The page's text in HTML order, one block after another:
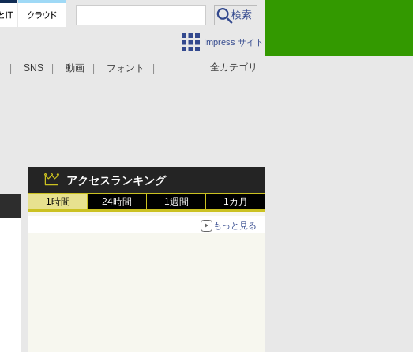
Impress サイト
全カテゴリ
SNS 動画 フォント
アクセスランキング
1時間 24時間 1週間 1カ月
もっと見る